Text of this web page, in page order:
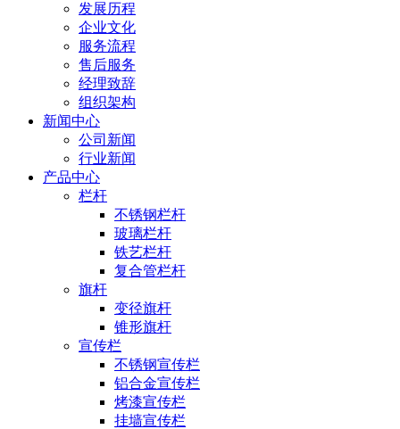
发展历程
企业文化
服务流程
售后服务
经理致辞
组织架构
新闻中心
公司新闻
行业新闻
产品中心
栏杆
不锈钢栏杆
玻璃栏杆
铁艺栏杆
复合管栏杆
旗杆
变径旗杆
锥形旗杆
宣传栏
不锈钢宣传栏
铝合金宣传栏
烤漆宣传栏
挂墙宣传栏